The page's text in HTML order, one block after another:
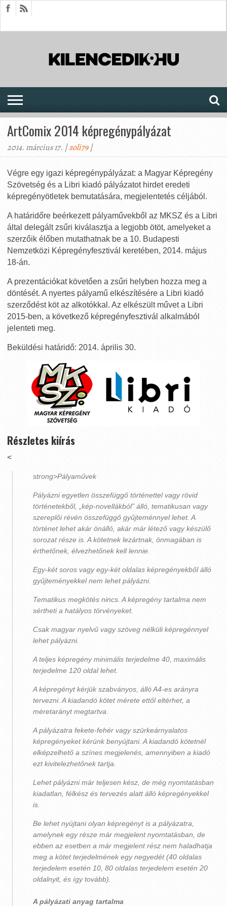
ArtComix 2014 képregénypályázat
2014. március 17. |zoli79|
Végre egy igazi képregénypályázat: a Magyar Képregény
Szövetség és a Libri kiadó pályázatot hirdet eredeti
képregényötletek bemutatására, megjelentetés céljából.
A határidőre beérkezett pályaművekből az MKSZ és a Libri
által delegált zsűri kiválasztja a legjobb ötöt, amelyeket a
szerzőik élőben mutathatnak be a 10. Budapesti
Nemzetközi Képregényfesztivál keretében, 2014. május
18-án.
A prezentációkat követően a zsűri helyben hozza meg a
döntését. A nyertes pályamű elkészítésére a Libri kiadó
szerződést köt az alkotókkal. Az elkészült művet a Libri
2015-ben, a következő képregényfesztivál alkalmából
jelenteti meg.
Beküldési határidő: 2014. április 30.
Részletes kiírás
<
strong>Pályaművek
Pályázni egyetlen összefüggő történettel vagy rövid
történetekből, „kép-novellákból” álló, tematikusan vagy
szereplői révén összefüggő gyűjteménnyel lehet. A
történet lehet akár önálló, akár már létező vagy készülő
sorozat része is. A kötetnek lezártnak, önmagában is
érthetőnek, élvezhetőnek kell lennie.
Egy-két soros vagy egy-két oldalas képregényekből álló
gyűjteményekkel nem lehet pályázni.
Tematikus megkötés nincs. A képregény tartalma nem
sértheti a hatályos törvényeket.
Csak magyar nyelvű vagy szöveg nélküli képregénnyel
lehet pályázni.
A teljes képregény minimális terjedelme 40, maximális
terjedelme 120 oldal lehet.
A képregényt kérjük szabványos, álló A4-es arányra
tervezni. A kiadandó kötet mérete ettől eltérhet, a
méretarányt megtartva.
A pályázatra fekete-fehér vagy szürkeárnyalatos
képregényeket kérünk benyújtani. A kiadandó kötetnél
elképzelhető a színes megjelenés, amennyiben a kiadó
ezt kivitelezhetőnek tartja.
Lehet pályázni már teljesen kész, de még nyomtatásban
kiadatlan, félkész és tervezés alatt álló képregényekkel
is.
Be lehet nyújtani olyan képregényt is a pályázatra,
amelynek egy része már megjelent nyomtatásban, de
ebben az esetben a már megjelent rész nem haladhatja
meg a kötet terjedelmének egy negyedét (40 oldalas
terjedelem esetén 10, 80 oldalas terjedelem esetén 20
oldalnyit, és így tovább).
A pályázati anyag tartalma